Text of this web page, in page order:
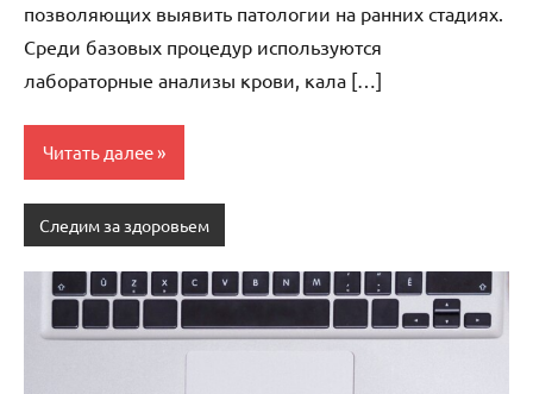
позволяющих выявить патологии на ранних стадиях.
Среди базовых процедур используются
лабораторные анализы крови, кала […]
Читать далее
Следим за здоровьем